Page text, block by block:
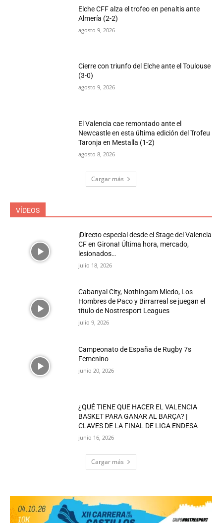
Elche CFF alza el trofeo en penaltis ante
Almería (2-2)
agosto 9, 2026
Cierre con triunfo del Elche ante el Toulouse
(3-0)
agosto 9, 2026
El Valencia cae remontado ante el
Newcastle en esta última edición del Trofeu
Taronja en Mestalla (1-2)
agosto 8, 2026
Cargar más
VÍDEOS
¡Directo especial desde el Stage del Valencia
CF en Girona! Última hora, mercado,
lesionados…
julio 18, 2026
Cabanyal City, Nothingam Miedo, Los
Hombres de Paco y Birrarreal se juegan el
título de Nostresport Leagues
julio 9, 2026
Campeonato de España de Rugby 7s
Femenino
junio 20, 2026
¿QUÉ TIENE QUE HACER EL VALENCIA
BASKET PARA GANAR AL BARÇA? |
CLAVES DE LA FINAL DE LIGA ENDESA
junio 16, 2026
Cargar más